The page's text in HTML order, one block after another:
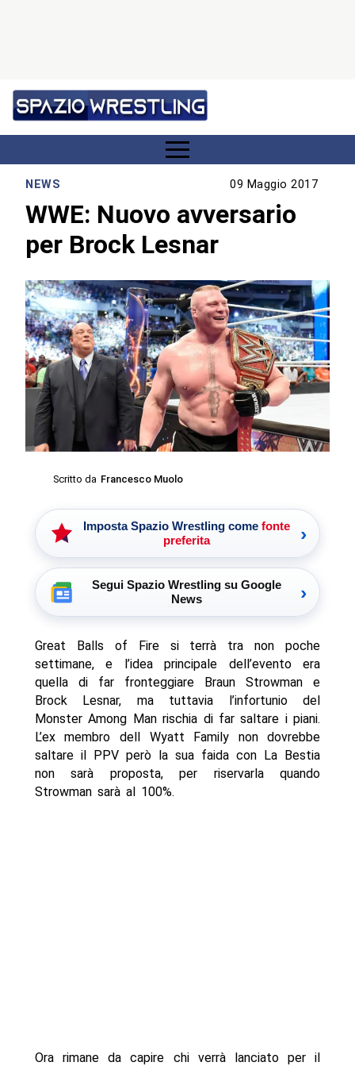
NEWS 09 Maggio 2017
WWE: Nuovo avversario
per Brock Lesnar
Scritto da Francesco Muolo
Imposta Spazio Wrestling come fonte
preferita
›
Segui Spazio Wrestling su Google
News
›
Great Balls of Fire si terrà tra non poche
settimane, e l’idea principale dell’evento era
quella di far fronteggiare Braun Strowman e
Brock Lesnar, ma tuttavia l’infortunio del
Monster Among Man rischia di far saltare i piani.
L’ex membro dell Wyatt Family non dovrebbe
saltare il PPV però la sua faida con La Bestia
non sarà proposta, per riservarla quando
Strowman sarà al 100%.
Ora rimane da capire chi verrà lanciato per il